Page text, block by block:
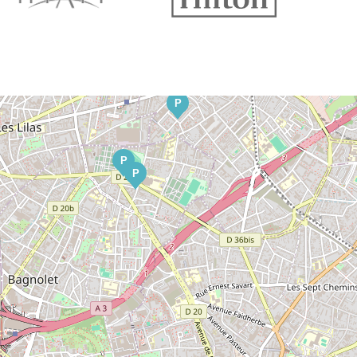
P
P
P